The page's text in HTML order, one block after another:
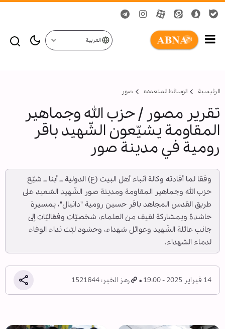
العربية
الرئيسية الوسائط المتعدده صور
تقرير مصور / حزب الله وجماهير
المقاومة يشيّعون الشّهيد باقر
رومية في مدينة صور
وفقا لما أفادته وكالة أنباء أهل البيت (ع) الدولية ــ أبنا ــ شيّع
حزب الله وجماهير المقاومة ومدينة صور الشّهيد السّعيد على
طريق القدس المجاهد باقر حسين رومية "دانيال"، بمسيرة
حاشدة وبمشاركة لفيف من العلماء، شخصيّات وفعّاليّات إلى
جانب عائلة الشّهيد وعوائل شهداء، وحشود لبّت نداء الوفاء
لدماء الشهداء.
14 فبراير 2025 - 19:00 رمز الخبر: 1521644